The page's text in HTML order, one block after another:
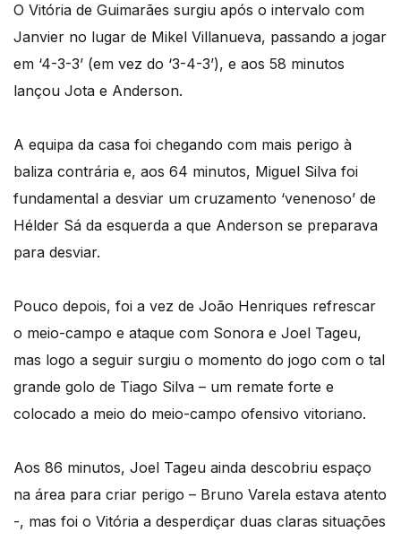
O Vitória de Guimarães surgiu após o intervalo com
Janvier no lugar de Mikel Villanueva, passando a jogar
em ‘4-3-3’ (em vez do ‘3-4-3’), e aos 58 minutos
lançou Jota e Anderson.
A equipa da casa foi chegando com mais perigo à
baliza contrária e, aos 64 minutos, Miguel Silva foi
fundamental a desviar um cruzamento ‘venenoso’ de
Hélder Sá da esquerda a que Anderson se preparava
para desviar.
Pouco depois, foi a vez de João Henriques refrescar
o meio-campo e ataque com Sonora e Joel Tageu,
mas logo a seguir surgiu o momento do jogo com o tal
grande golo de Tiago Silva – um remate forte e
colocado a meio do meio-campo ofensivo vitoriano.
Aos 86 minutos, Joel Tageu ainda descobriu espaço
na área para criar perigo – Bruno Varela estava atento
-, mas foi o Vitória a desperdiçar duas claras situações